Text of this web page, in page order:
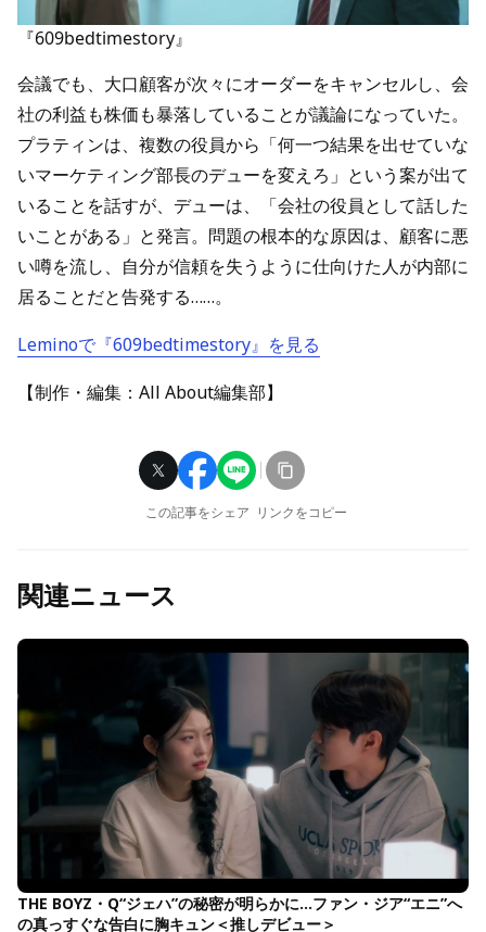
『609bedtimestory』
会議でも、大口顧客が次々にオーダーをキャンセルし、会
社の利益も株価も暴落していることが議論になっていた。
プラティンは、複数の役員から「何一つ結果を出せていな
いマーケティング部長のデューを変えろ」という案が出て
いることを話すが、デューは、「会社の役員として話した
いことがある」と発言。問題の根本的な原因は、顧客に悪
い噂を流し、自分が信頼を失うように仕向けた人が内部に
居ることだと告発する……。
Leminoで『609bedtimestory』を見る
【制作・編集：All About編集部】
この記事をシェア リンクをコピー
関連ニュース
THE BOYZ・Q“ジェハ”の秘密が明らかに…ファン・ジア“エニ”へ
の真っすぐな告白に胸キュン＜推しデビュー＞